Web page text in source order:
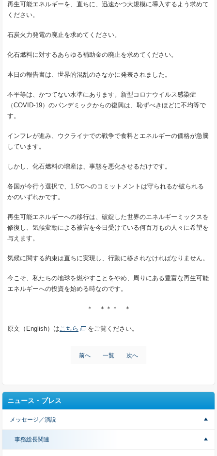
再生可能エネルギーを、直ちに、迅速かつ大規模に導入するよう求めて
ください。
石炭火力発電の廃止を求めてください。
化石燃料に対するあらゆる補助金の廃止を求めてください。
本日の報告書は、世界的混乱のさなかに発表されました。
不平等は、かつてない水準にあります。新型コロナウイルス感染症
（COVID-19）のパンデミックからの復興は、恥ずべきほどに不均等で
す。
インフレが進み、ウクライナでの戦争で食料とエネルギーの価格が急騰
しています。
しかし、化石燃料の増産は、事態を悪化させるだけです。
各国が今行う選択で、1.5℃へのコミットメントは守られるか破られる
かのいずれかです。
再生可能エネルギーへの移行は、破綻した世界のエネルギーミックスを
修復し、気候変動による被害を今日受けている何百万もの人々に希望を
与えます。
気候に関する約束は直ちに実現し、行動に移されなければなりません。
今こそ、私たちの地球を燃やすことをやめ、周りにある豊富な再生可能
エネルギーへの投資を始める時なのです。
＊ ＊＊＊ ＊
原文（English）はこちら をご覧ください。
前へ 一覧 次へ
ニュース・プレス
メッセージ／演説
事務総長関連